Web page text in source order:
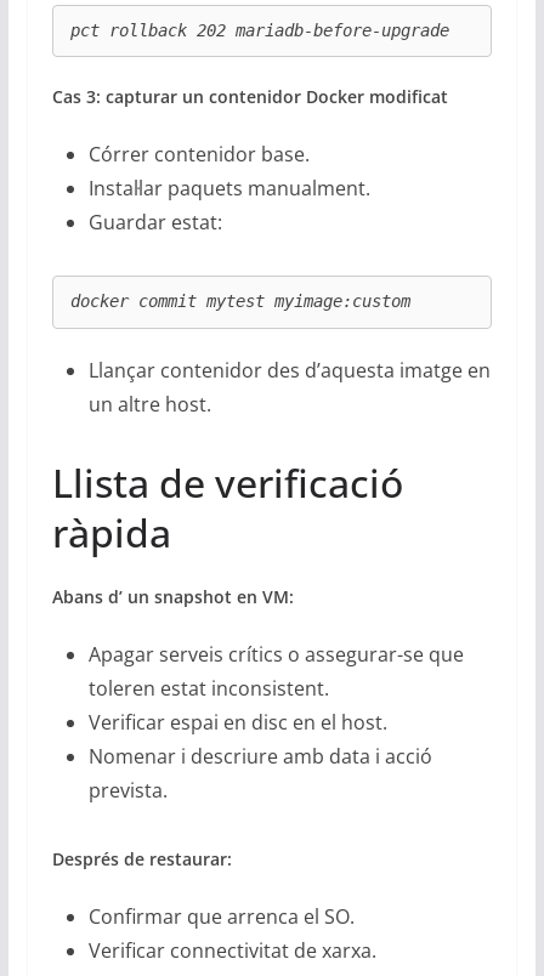
pct rollback 202 mariadb-before-upgrade
Cas 3: capturar un contenidor Docker modificat
Córrer contenidor base.
Instal·lar paquets manualment.
Guardar estat:
docker commit mytest myimage:custom
Llançar contenidor des d’aquesta imatge en
un altre host.
Llista de verificació
ràpida
Abans d’ un snapshot en VM:
Apagar serveis crítics o assegurar-se que
toleren estat inconsistent.
Verificar espai en disc en el host.
Nomenar i descriure amb data i acció
prevista.
Després de restaurar:
Confirmar que arrenca el SO.
Verificar connectivitat de xarxa.